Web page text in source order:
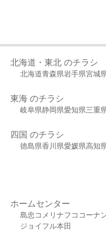
北海道・東北 のチラシ
北海道青森県岩手県宮城
東海 のチラシ
岐阜県静岡県愛知県三重
四国 のチラシ
徳島県香川県愛媛県高知
ホームセンター
島忠 コメリ ナフコ コーナ
ジョイフル本田